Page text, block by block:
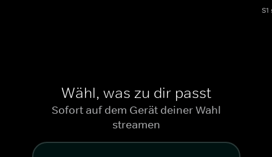
Wähl, was zu dir passt
Sofort auf dem Gerät deiner Wahl
streamen